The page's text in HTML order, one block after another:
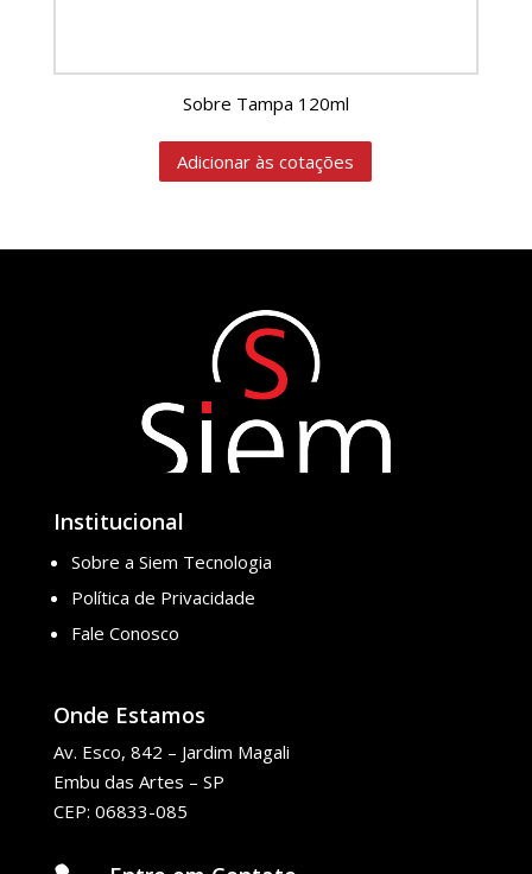
Sobre Tampa 120ml
Adicionar às cotações
Institucional
Sobre a Siem Tecnologia
Política de Privacidade
Fale Conosco
Onde Estamos
Av. Esco, 842 – Jardim Magali
Embu das Artes – SP
CEP: 06833-085